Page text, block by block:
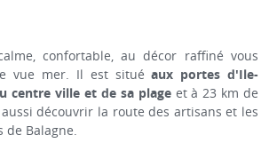
confortable, au décor raffiné vous
vue mer. Il est situé aux portes d'Ile-
centre ville et de sa plageet à 23 km de
découvrir la route des artisans et les
Balagne.